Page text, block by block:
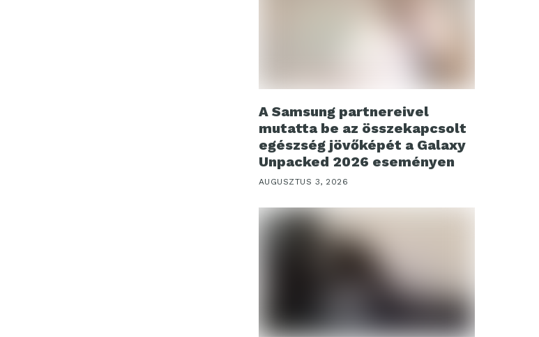
A Samsung partnereivel
mutatta be az összekapcsolt
egészség jövőképét a Galaxy
Unpacked 2026 eseményen
AUGUSZTUS 3, 2026